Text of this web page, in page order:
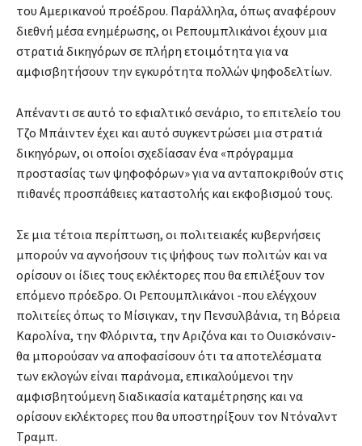
του Αμερικανού προέδρου. Παράλληλα, όπως αναφέρουν
διεθνή μέσα ενημέρωσης, οι Ρεπουμπλικάνοι έχουν μια
στρατιά δικηγόρων σε πλήρη ετοιμότητα για να
αμφισβητήσουν την εγκυρότητα πολλών ψηφοδελτίων.
Απέναντι σε αυτό το εφιαλτικό σενάριο, το επιτελείο του
Τζο Μπάιντεν έχει και αυτό συγκεντρώσει μια στρατιά
δικηγόρων, οι οποίοι σχεδίασαν ένα «πρόγραμμα
προστασίας των ψηφοφόρων» για να ανταποκριθούν στις
πιθανές προσπάθειες καταστολής και εκφοβισμού τους.
Σε μια τέτοια περίπτωση, οι πολιτειακές κυβερνήσεις
μπορούν να αγνοήσουν τις ψήφους των πολιτών και να
ορίσουν οι ίδιες τους εκλέκτορες που θα επιλέξουν τον
επόμενο πρόεδρο. Οι Ρεπουμπλικάνοι -που ελέγχουν
πολιτείες όπως το Μίσιγκαν, την Πενσυλβάνια, τη Βόρεια
Καρολίνα, την Φλόριντα, την Αριζόνα και το Ουισκόνσιν-
θα μπορούσαν να αποφασίσουν ότι τα αποτελέσματα
των εκλογών είναι παράνομα, επικαλούμενοι την
αμφισβητούμενη διαδικασία καταμέτρησης και να
ορίσουν εκλέκτορες που θα υποστηρίξουν τον Ντόναλντ
Τραμπ.